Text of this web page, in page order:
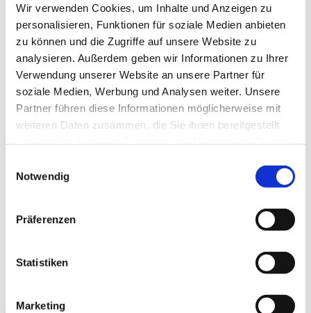
Wir verwenden Cookies, um Inhalte und Anzeigen zu
personalisieren, Funktionen für soziale Medien anbieten
zu können und die Zugriffe auf unsere Website zu
analysieren. Außerdem geben wir Informationen zu Ihrer
Verwendung unserer Website an unsere Partner für
soziale Medien, Werbung und Analysen weiter. Unsere
Partner führen diese Informationen möglicherweise mit
weiteren Daten zusammen, die Sie ihnen bereitgestellt
Notwendig
Präferenzen
Statistiken
Marketing
Shoji
in Ihren Warenkorb bei
Japanwelt zu legen, bietet sich übrigens nicht nur
zur Neugestaltung Ihrer Raumteiler an.
Das Papier
wird traditionell auch zum Basteln oder dem
kunstvollen Auftragen von japanischen
Schriftzeichen verwendet und genießt in Freizeit
und Hobby eine vielfältige Einsetzbarkeit.Sollten
Sie dieses einfach zur Verwirklichung kunstvoller
Ideen mit einem japanischen Charme ein. Wir von
Japanwelt helfen Ihnen gerne hierbei, wobei Sie in
unserem Sortiment natürlich auch vorgefertigte
bestellen können!